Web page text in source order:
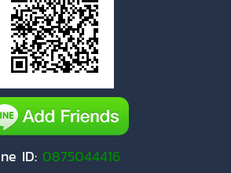
ID: 0875044416